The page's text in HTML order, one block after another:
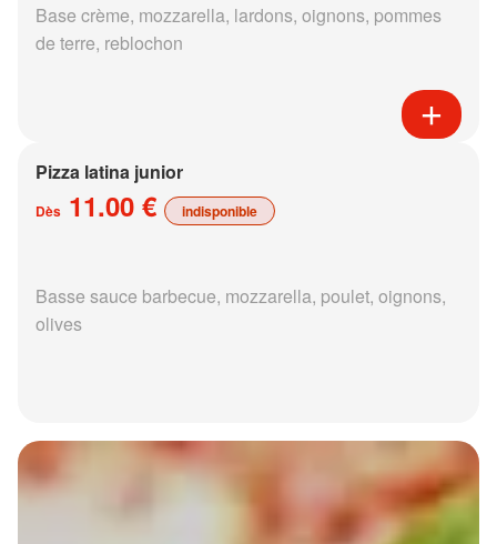
Base crème, mozzarella, lardons, oignons, pommes
de terre, reblochon
Pizza latina junior
Dès 11.00 € indisponible
Basse sauce barbecue, mozzarella, poulet, oignons,
olives